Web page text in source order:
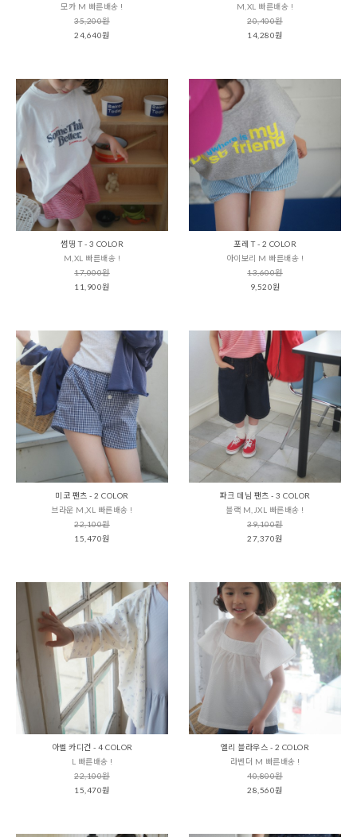
모카 M 빠른배송 !
35,200원
24,640원
M,XL 빠른배송 !
20,400원
14,280원
썸띵 T - 3 COLOR
M,XL 빠른배송 !
17,000원
11,900원
포레 T - 2 COLOR
아이보리 M 빠른배송 !
13,600원
9,520원
미코 팬츠 - 2 COLOR
브라운 M,XL 빠른배송 !
22,100원
15,470원
파크 데님 팬츠 - 3 COLOR
블랙 M,JXL 빠른배송 !
39,100원
27,370원
아벨 카디건 - 4 COLOR
L 빠른배송 !
22,100원
15,470원
엘리 블라우스 - 2 COLOR
라벤더 M 빠른배송 !
40,800원
28,560원